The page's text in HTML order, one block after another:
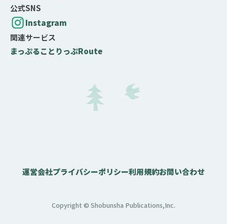
公式SNS
Instagram
関連サービス
まっぷることりっぷRoute
運営会社プライバシーポリシー利用規約お問い合わせ
Copyright © Shobunsha Publications,Inc.